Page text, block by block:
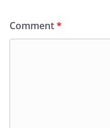
Comment*